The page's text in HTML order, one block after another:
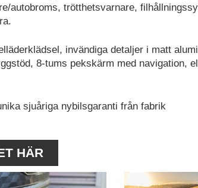
autobroms, trötthetsvarnare,
invändiga detaljer i matt
8-tums pekskärm med navigation,
sjuåriga nybilsgaranti från fabrik
HÄR